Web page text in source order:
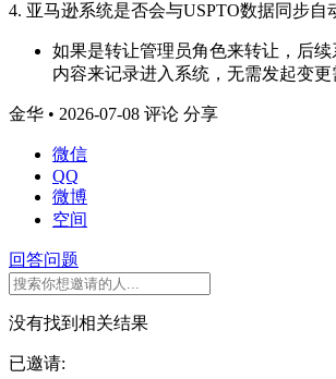
4. 亚马逊系统是否会与USPTO数据同步
如果是转让管理员角色来转让，后
内容来记录进入系统，无需发起变
金华 • 2026-07-08 评论 分享
微信
QQ
微博
空间
回答问题
没有找到相关结果
已邀请: